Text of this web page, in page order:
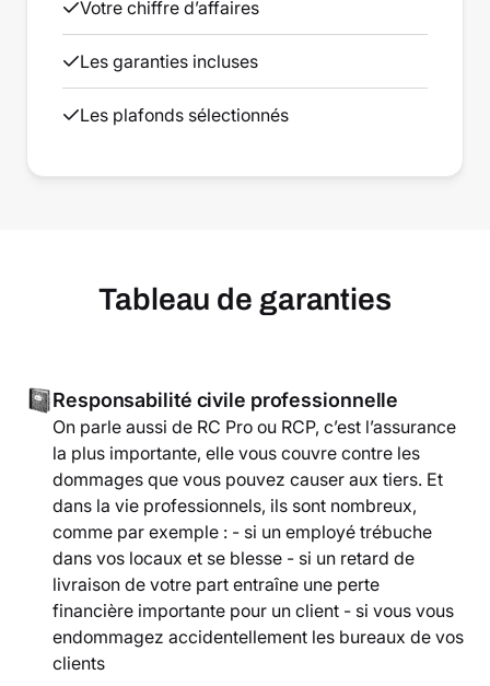
Votre chiffre d’affaires
Les garanties incluses
Les plafonds sélectionnés
Tableau de garanties
Responsabilité civile professionnelle
On parle aussi de RC Pro ou RCP, c’est l’assurance
la plus importante, elle vous couvre contre les
dommages que vous pouvez causer aux tiers. Et
dans la vie professionnels, ils sont nombreux,
comme par exemple : - si un employé trébuche
dans vos locaux et se blesse - si un retard de
livraison de votre part entraîne une perte
financière importante pour un client - si vous vous
endommagez accidentellement les bureaux de vos
clients